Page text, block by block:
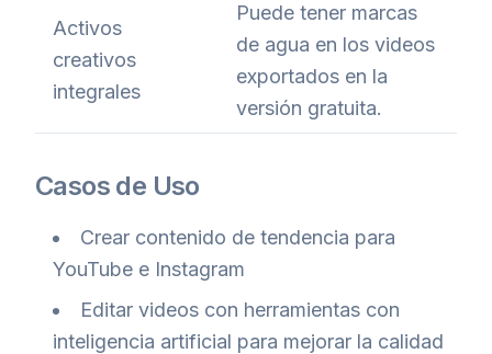
Activos
creativos
integrales
Puede tener marcas
de agua en los videos
exportados en la
versión gratuita.
Casos de Uso
Crear contenido de tendencia para
YouTube e Instagram
Editar videos con herramientas con
inteligencia artificial para mejorar la calidad